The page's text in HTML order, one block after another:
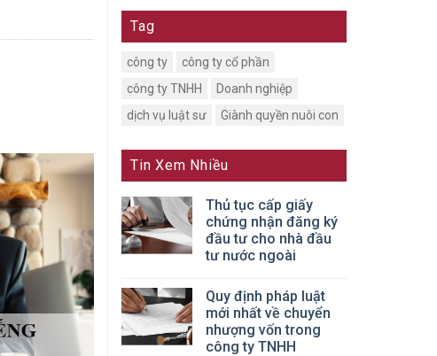
Tag
công ty
công ty cổ phần
công ty TNHH
Doanh nghiệp
dịch vụ luật sư
Giành quyền nuôi con
Tin Xem Nhiều
Thủ tục cấp giấy
chứng nhận đăng ký
đầu tư cho nhà đầu
tư nước ngoài
Quy định pháp luật
mới nhất về chuyển
nhượng vốn trong
công ty TNHH